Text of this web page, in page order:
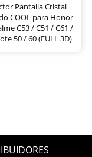
Pantalla Cristal
COOL para Honor
C53 / C51 / C61 /
50 / 60 (FULL 3D)